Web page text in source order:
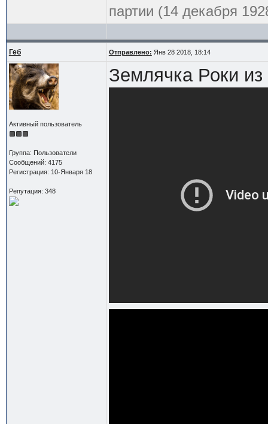
партии (14 декабря
Геб Отправлено: Янв 28 2018, 18:14
Активный пользователь
Группа: Пользователи
Сообщений: 4175
Регистрация: 10-Января 18
Репутация: 348
Землячка Роки